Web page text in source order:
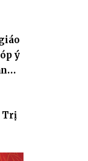
ý
Trị